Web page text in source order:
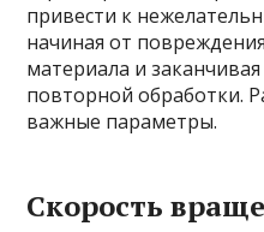
привести к
начиная от
материала и
повторной обработки.
важные параметры.
Скорость